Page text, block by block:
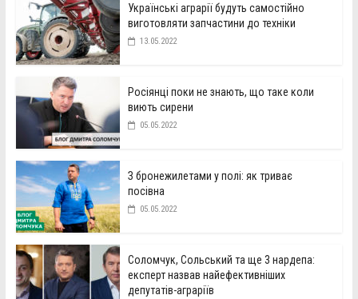
Українські аграрії будуть самостійно
виготовляти запчастини до техніки
13.05.2022
Росіянці поки не знають, що таке коли
виють сирени
05.05.2022
З бронежилетами у полі: як триває
посівна
05.05.2022
Соломчук, Сольський та ще 3 нардепа:
експерт назвав найефективніших
депутатів-аграріїв